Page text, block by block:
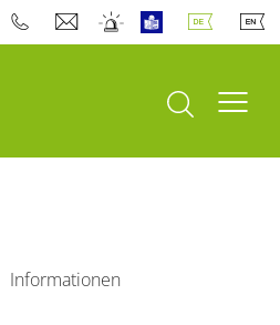
Suche öffnen
Informationen